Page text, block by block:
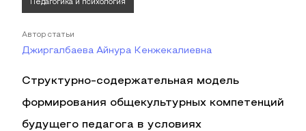
Педагогика и психология
Автор статьи
Джиргалбаева Айнура Кенжекалиевна
Структурно-содержательная модель
формирования общекультурных компетенций
будущего педагога в условиях